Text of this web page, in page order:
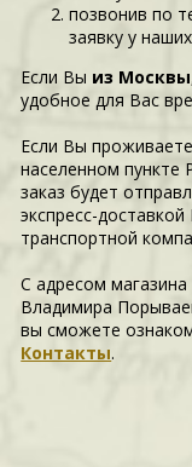
позвонив по
заявку у
Если Вы из Москвы
удобное для Вас
Если Вы проживаете
населенном пункте
заказ будет
экспресс-
транспортной
С адресом
Владимира
вы сможете
Контакты.